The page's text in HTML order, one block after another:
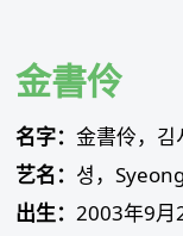
content
金書伶
名字：金書伶，
艺名： 셩，Syeong
出生：2003年9月